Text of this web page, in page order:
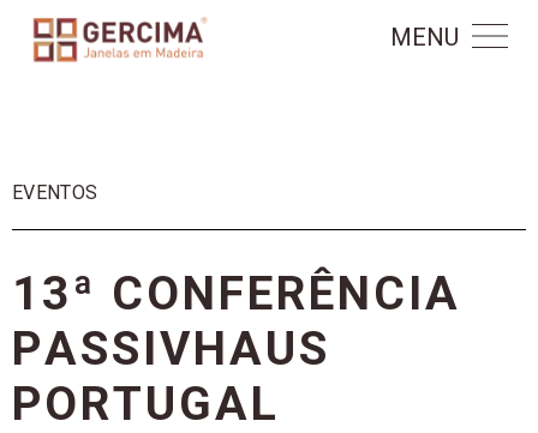
MENU
EVENTOS
1 3ª CONFERÊNCIA
PASSIVHAUS
PORTUGAL